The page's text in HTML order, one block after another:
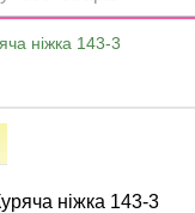
ніжка 143-3
ніжка 143-3